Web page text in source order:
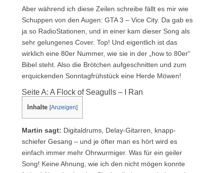
Aber während ich diese Zeilen schreibe fällt es mir wie
Schuppen von den Augen: GTA 3 – Vice City. Da gab es
ja so RadioStationen, und in einer kam dieser Song als
sehr gelungenes Cover. Top! Und eigentlich ist das
wirklich eine 80er Nummer, wie sie in der „how to 80er“
Bibel steht. Also die Brötchen aufgeschnitten und zum
erquickenden Sonntagfrühstück eine Herde Möwen!
Seite A: A Flock of Seagulls – I Ran
Inhalte [Anzeigen]
Martin sagt: Digitaldrums, Delay-Gitarren, knapp-
schiefer Gesang – und je öfter man es hört wird es
einfach immer mehr Ohrwurmiger. Was für ein geiler
Song! Keine Ahnung, wie ich den nicht mögen konnte